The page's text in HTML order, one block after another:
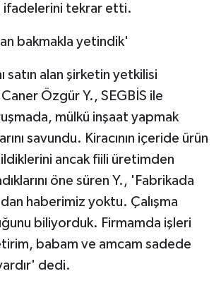
ifadelerini tekrar etti.
bakmakla yetindik'
satın alan şirketin yetkilisi
Özgür Y., SEGBİS ile
mülkü inşaat yapmak
savundu. Kiracının içeride ürün
ancak fiili üretimden
öne süren Y., 'Fabrikada
haberimiz yoktu. Çalışma
biliyorduk. Firmamda işleri
babam ve amcam sadede
dedi.